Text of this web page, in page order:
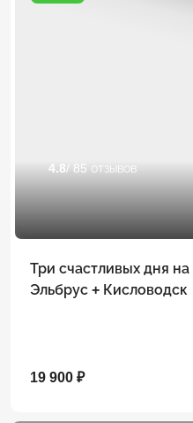
4.8/ 85 отзывов
Три счастливых дня
Эльбрус + Кисловодск
19 900 ₽